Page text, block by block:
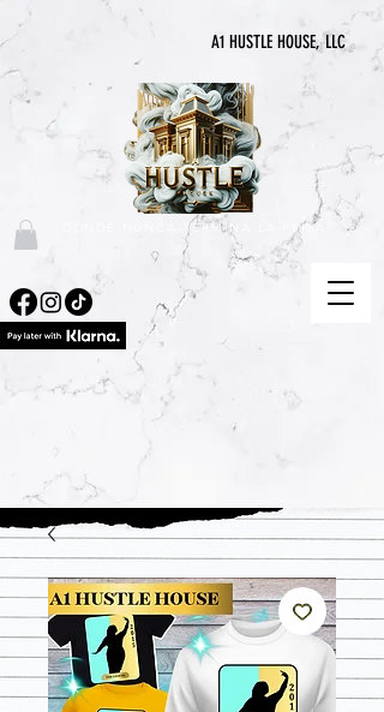
A1 HUSTLE HOUSE, LLC
"DONDE NUNCA TERMINA LA PRISA"